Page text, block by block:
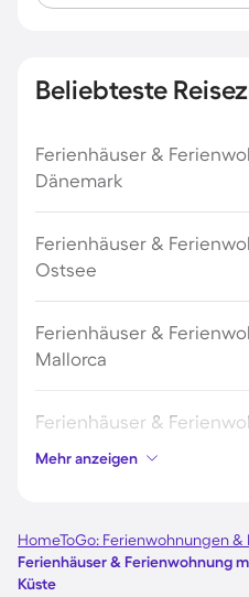
Beliebteste
Ferienhäuser &
Dänemark
Ferienhäuser &
Ostsee
Ferienhäuser &
Mallorca
Ferienhäuser &
Ferienhäuser &
Mehr anzeigen
HomeToGo: Ferienwohnungen &
Ferienhäuser & Ferienwohnung
Küste